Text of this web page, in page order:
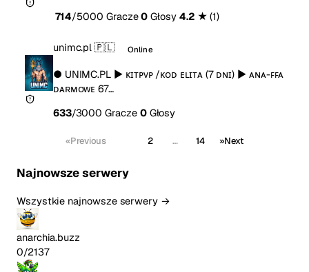
714/5000 Gracze 0 Głosy 4.2★(1)
unimc.pl 🇵🇱 Online
● UNIMC.PL ▶ ᴋɪᴛᴘᴠᴘ /ᴋᴏᴅ ᴇʟɪᴛᴀ (7 ᴅɴɪ) ▶ ᴀɴᴀ-ꜰꜰᴀ
ᴅᴀʀᴍᴏᴡᴇ 67…
633/3000 Gracze 0Głosy
«Previous 2 … 14 »Next
Najnowsze serwery
Wszystkie najnowsze serwery →
anarchia.buzz
0/2137